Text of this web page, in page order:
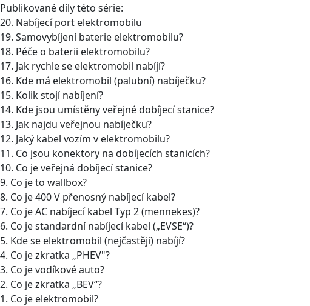
Publikované díly této série:
20. Nabíjecí port elektromobilu
19. Samovybíjení baterie elektromobilu?
18. Péče o baterii elektromobilu?
17. Jak rychle se elektromobil nabíjí?
16. Kde má elektromobil (palubní) nabíječku?
15. Kolik stojí nabíjení?
14. Kde jsou umístěny veřejné dobíjecí stanice?
13. Jak najdu veřejnou nabíječku?
12. Jaký kabel vozím v elektromobilu?
11. Co jsou konektory na dobíjecích stanicích?
10. Co je veřejná dobíjecí stanice?
9. Co je to wallbox?
8. Co je 400 V přenosný nabíjecí kabel?
7. Co je AC nabíjecí kabel Typ 2 (mennekes)?
6. Co je standardní nabíjecí kabel („EVSE“)?
5. Kde se elektromobil (nejčastěji) nabíjí?
4. Co je zkratka „PHEV"?
3. Co je vodíkové auto?
2. Co je zkratka „BEV“?
1. Co je elektromobil?